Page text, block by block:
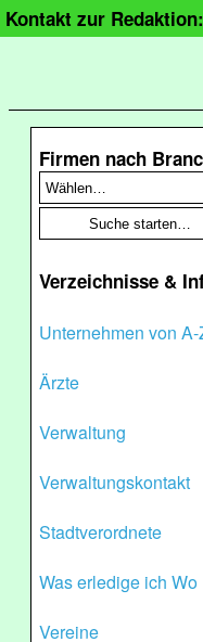
Kontakt zur
Firmen nach
Verzeichnisse &
Unternehmen von
Ärzte
Verwaltung
Verwaltungskontakt
Stadtverordnete
Was erledige ich Wo
Vereine